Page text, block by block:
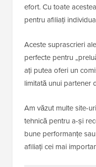
efort. Cu toate
pentru afiliați
Aceste suprascrieri
perfecte pentru
ați putea oferi un
limitată unui partener
Am văzut multe site-
tehnică pentru a-și
bune performanțe
afiliați cei mai